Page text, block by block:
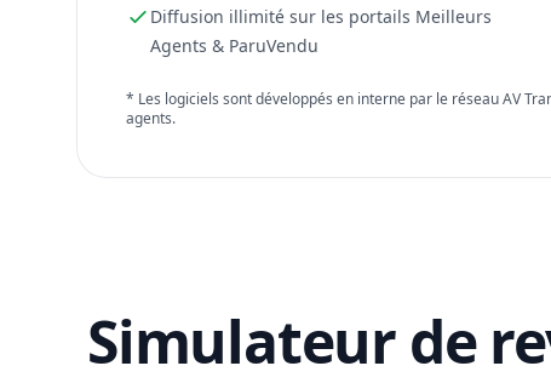
Diffusion illimité sur les portails Meilleurs
Agents & ParuVendu
* Les logiciels sont développés en interne par le réseau AV
agents.
Simulateur de